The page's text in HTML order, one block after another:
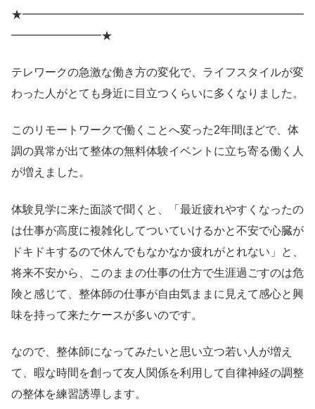
★━━━━━━━━━━━━━━━━━━━━━━━━━
━━━━━━━━★
テレワークの急激な働き方の変化で、ライフスタイルが変
わった人がとても身近に目立つくらいに多くなりました。
このリモートワークで働くことへ変った2年間ほどで、体
調の異常が出て整体の無料体験イベントに立ち寄る働く人
が増えました。
体験見学に来た面談で聞くと、「最近疲れやすくなったの
は仕事が高度に複雑化してついていけるかと不安で心臓が
ドキドキするので休んでもなかなか疲れがとれない」と、
将来不安から、このままの仕事の仕方で生涯過ごすのは危
険と感じて、整体師の仕事が自由気ままに見えて感心と興
味を持って来たケースが多いのです。
なので、整体師になってみたいと思い立つ若い人が増え
て、暇な時間を創って友人関係を利用して自律神経の調整
の整体を練習誘導します。